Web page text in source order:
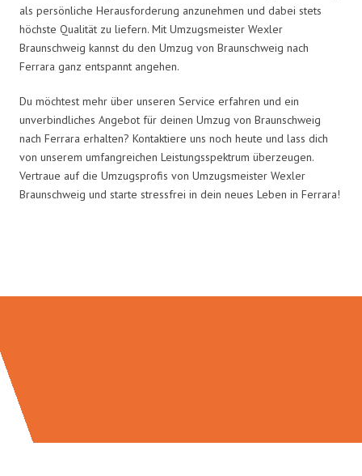
als persönliche Herausforderung anzunehmen und dabei stets
höchste Qualität zu liefern. Mit Umzugsmeister Wexler
Braunschweig kannst du den Umzug von Braunschweig nach
Ferrara ganz entspannt angehen.
Du möchtest mehr über unseren Service erfahren und ein
unverbindliches Angebot für deinen Umzug von Braunschweig
nach Ferrara erhalten? Kontaktiere uns noch heute und lass dich
von unserem umfangreichen Leistungsspektrum überzeugen.
Vertraue auf die Umzugsprofis von Umzugsmeister Wexler
Braunschweig und starte stressfrei in dein neues Leben in Ferrara!